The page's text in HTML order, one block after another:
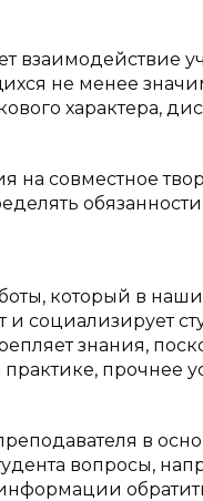
взаимодействие
не менее
характера,
совместное
который в
социализирует
знания,
прочнее
в
вопросы,